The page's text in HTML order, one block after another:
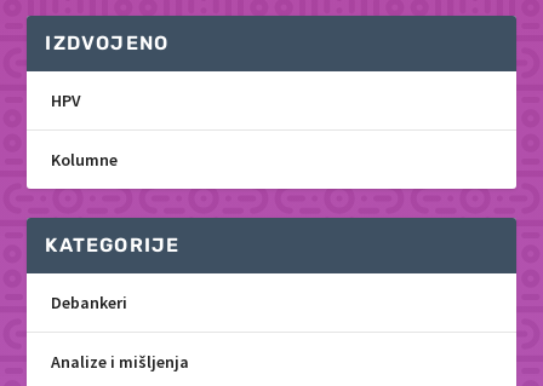
IZDVOJENO
HPV
Kolumne
KATEGORIJE
Debankeri
Analize i mišljenja